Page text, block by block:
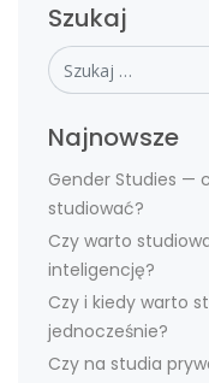
Szukaj
Szukaj
Najnowsze
Gender Studies —
studiować?
Czy warto
inteligencję?
Czy i kiedy warto
jednocześnie?
Czy na studia